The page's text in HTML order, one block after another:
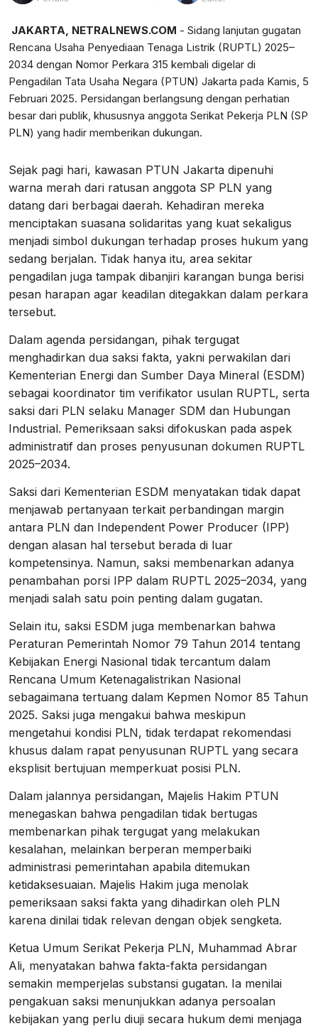
JAKARTA, NETRALNEWS.COM - Sidang lanjutan gugatan
Rencana Usaha Penyediaan Tenaga Listrik (RUPTL) 2025–
2034 dengan Nomor Perkara 315 kembali digelar di
Pengadilan Tata Usaha Negara (PTUN) Jakarta pada Kamis, 5
Februari 2025. Persidangan berlangsung dengan perhatian
besar dari publik, khususnya anggota Serikat Pekerja PLN (SP
PLN) yang hadir memberikan dukungan.
Sejak pagi hari, kawasan PTUN Jakarta dipenuhi
warna merah dari ratusan anggota SP PLN yang
datang dari berbagai daerah. Kehadiran mereka
menciptakan suasana solidaritas yang kuat sekaligus
menjadi simbol dukungan terhadap proses hukum yang
sedang berjalan. Tidak hanya itu, area sekitar
pengadilan juga tampak dibanjiri karangan bunga berisi
pesan harapan agar keadilan ditegakkan dalam perkara
tersebut.
Dalam agenda persidangan, pihak tergugat
menghadirkan dua saksi fakta, yakni perwakilan dari
Kementerian Energi dan Sumber Daya Mineral (ESDM)
sebagai koordinator tim verifikator usulan RUPTL, serta
saksi dari PLN selaku Manager SDM dan Hubungan
Industrial. Pemeriksaan saksi difokuskan pada aspek
administratif dan proses penyusunan dokumen RUPTL
2025–2034.
Saksi dari Kementerian ESDM menyatakan tidak dapat
menjawab pertanyaan terkait perbandingan margin
antara PLN dan Independent Power Producer (IPP)
dengan alasan hal tersebut berada di luar
kompetensinya. Namun, saksi membenarkan adanya
penambahan porsi IPP dalam RUPTL 2025–2034, yang
menjadi salah satu poin penting dalam gugatan.
Selain itu, saksi ESDM juga membenarkan bahwa
Peraturan Pemerintah Nomor 79 Tahun 2014 tentang
Kebijakan Energi Nasional tidak tercantum dalam
Rencana Umum Ketenagalistrikan Nasional
sebagaimana tertuang dalam Kepmen Nomor 85 Tahun
2025. Saksi juga mengakui bahwa meskipun
mengetahui kondisi PLN, tidak terdapat rekomendasi
khusus dalam rapat penyusunan RUPTL yang secara
eksplisit bertujuan memperkuat posisi PLN.
Dalam jalannya persidangan, Majelis Hakim PTUN
menegaskan bahwa pengadilan tidak bertugas
membenarkan pihak tergugat yang melakukan
kesalahan, melainkan berperan memperbaiki
administrasi pemerintahan apabila ditemukan
ketidaksesuaian. Majelis Hakim juga menolak
pemeriksaan saksi fakta yang dihadirkan oleh PLN
karena dinilai tidak relevan dengan objek sengketa.
Ketua Umum Serikat Pekerja PLN, Muhammad Abrar
Ali, menyatakan bahwa fakta-fakta persidangan
semakin memperjelas substansi gugatan. Ia menilai
pengakuan saksi menunjukkan adanya persoalan
kebijakan yang perlu diuji secara hukum demi menjaga